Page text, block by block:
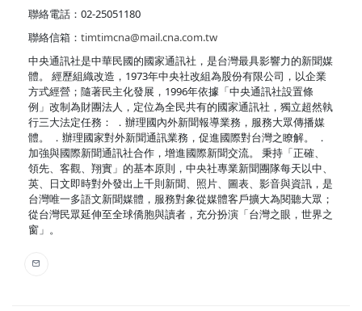
聯絡電話：02-25051180
聯絡信箱： timtimcna@mail.cna.com.tw
中央通訊社是中華民國的國家通訊社，是台灣最具影響力的新聞媒
體。 經歷組織改造，1973年中央社改組為股份有限公司，以企業
方式經營；隨著民主化發展，1996年依據「中央通訊社設置條
例」改制為財團法人，定位為全民共有的國家通訊社，獨立超然執
行三大法定任務： ．辦理國內外新聞報導業務，服務大眾傳播媒
體。 ．辦理國家對外新聞通訊業務，促進國際對台灣之瞭解。 ．
加強與國際新聞通訊社合作，增進國際新聞交流。 秉持「正確、
領先、客觀、翔實」的基本原則，中央社專業新聞團隊每天以中、
英、日文即時對外發出上千則新聞、照片、圖表、影音與資訊，是
台灣唯一多語文新聞媒體，服務對象從媒體客戶擴大為閱聽大眾；
從台灣民眾延伸至全球僑胞與讀者，充分扮演「台灣之眼，世界之
窗」。